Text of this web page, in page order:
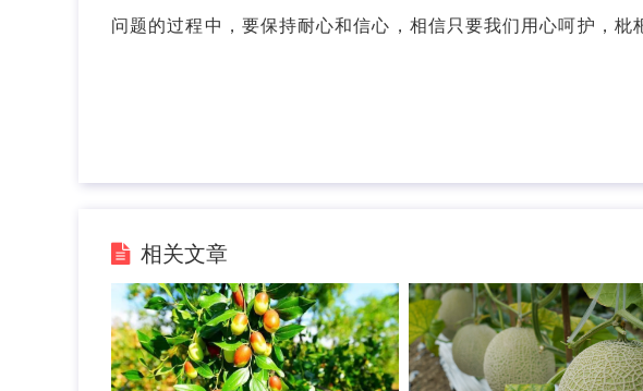
问题的过程中，要保持耐心和信心，相信只要我们用心呵护，枇
相关文章